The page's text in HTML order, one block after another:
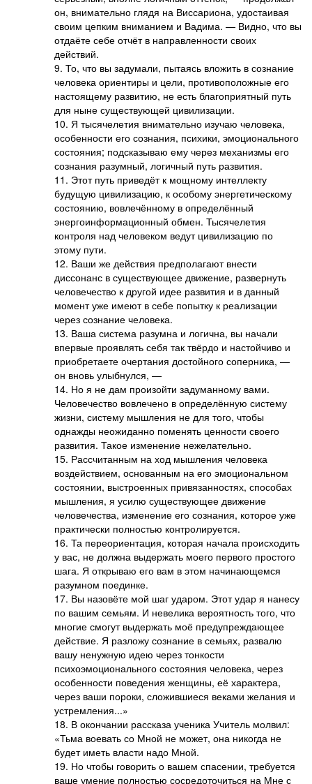
он, внимательно глядя на Виссариона, удостаивая
своим цепким вниманием и Вадима. — Видно, что вы
отдаёте себе отчёт в направленности своих
действий.
9. То, что вы задумали, пытаясь вложить в сознание
человека ориентиры и цели, противоположные его
настоящему развитию, не есть благоприятный путь
для ныне существующей цивилизации.
10. Я тысячелетия внимательно изучаю человека,
особенности его сознания, психики, эмоционального
состояния; подсказываю ему через механизмы его
сознания разумный, логичный путь развития.
11. Этот путь приведёт к мощному интеллекту
будущую цивилизацию, к особому энергетическому
состоянию, вовлечённому в определённый
энергоинформационный обмен. Тысячелетия
контроля над человеком ведут цивилизацию по
этому пути.
12. Ваши же действия предполагают внести
диссонанс в существующее движение, развернуть
человечество к другой идее развития и в данный
момент уже имеют в себе попытку к реализации
через сознание человека.
13. Ваша система разумна и логична, вы начали
впервые проявлять себя так твёрдо и настойчиво и
приобретаете очертания достойного соперника, —
он вновь улыбнулся, —
14. Но я не дам произойти задуманному вами.
Человечество вовлечено в определённую систему
жизни, систему мышления не для того, чтобы
однажды неожиданно поменять ценности своего
развития. Такое изменение нежелательно.
15. Рассчитанным на ход мышления человека
воздействием, основанным на его эмоциональном
состоянии, выстроенных привязанностях, способах
мышления, я усилю существующее движение
человечества, изменение его сознания, которое уже
практически полностью контролируется.
16. Та переориентация, которая начала происходить
у вас, не должна выдержать моего первого простого
шага. Я открываю его вам в этом начинающемся
разумном поединке.
17. Вы назовёте мой шаг ударом. Этот удар я нанесу
по вашим семьям. И невелика вероятность того, что
многие смогут выдержать моё предупреждающее
действие. Я разложу сознание в семьях, развалю
вашу ненужную идею через тонкости
психоэмоционального состояния человека, через
особенности поведения женщины, её характера,
через ваши пороки, сложившиеся веками желания и
устремления...»
18. В окончании рассказа ученика Учитель молвил:
«Тьма воевать со Мной не может, она никогда не
будет иметь власти надо Мной.
19. Но чтобы говорить о вашем спасении, требуется
ваше умение полностью сосредоточиться на Мне с